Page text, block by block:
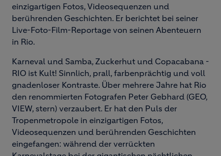
einzigartigen Fotos, Videosequenzen und
berührenden Geschichten. Er berichtet bei seiner
Live-Foto-Film-Reportage von seinen Abenteuern
in Rio.
Karneval und Samba, Zuckerhut und Copacabana -
RIO ist Kult! Sinnlich, prall, farbenprächtig und voll
gnadenloser Kontraste. Über mehrere Jahre hat Rio
den renommierten Fotografen Peter Gebhard (GEO,
VIEW, stern) verzaubert. Er hat den Puls der
Tropenmetropole in einzigartigen Fotos,
Videosequenzen und berührenden Geschichten
eingefangen: während der verrückten